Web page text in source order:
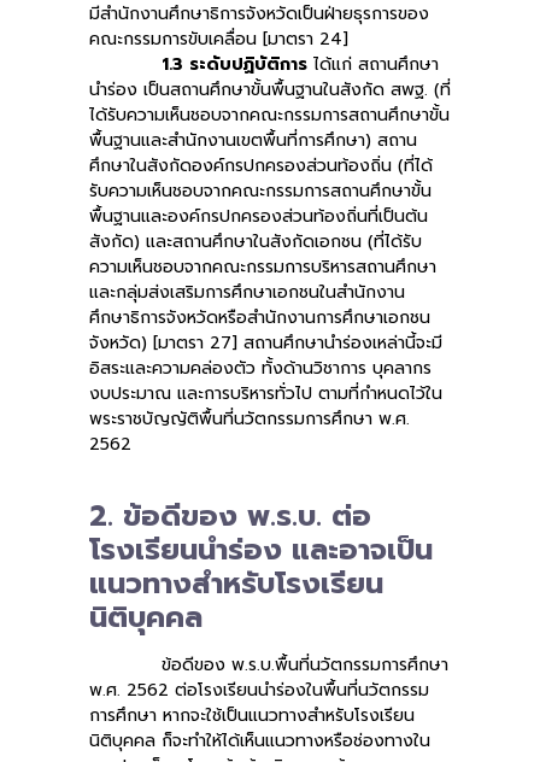
มีสำนักงานศึกษาธิการจังหวัดเป็นฝ่ายธุรการของ
คณะกรรมการขับเคลื่อน [มาตรา 24]
1.3 ระดับปฏิบัติการ ได้แก่ สถานศึกษา
นำร่อง เป็นสถานศึกษาขั้นพื้นฐานในสังกัด สพฐ. (ที่
ได้รับความเห็นชอบจากคณะกรรมการสถานศึกษาขั้น
พื้นฐานและสำนักงานเขตพื้นที่การศึกษา) สถาน
ศึกษาในสังกัดองค์กรปกครองส่วนท้องถิ่น (ที่ได้
รับความเห็นชอบจากคณะกรรมการสถานศึกษาขั้น
พื้นฐานและองค์กรปกครองส่วนท้องถิ่นที่เป็นต้น
สังกัด) และสถานศึกษาในสังกัดเอกชน (ที่ได้รับ
ความเห็นชอบจากคณะกรรมการบริหารสถานศึกษา
และกลุ่มส่งเสริมการศึกษาเอกชนในสำนักงาน
ศึกษาธิการจังหวัดหรือสำนักงานการศึกษาเอกชน
จังหวัด) [มาตรา 27] สถานศึกษานำร่องเหล่านี้จะมี
อิสระและความคล่องตัว ทั้งด้านวิชาการ บุคลากร
งบประมาณ และการบริหารทั่วไป ตามที่กำหนดไว้ใน
พระราชบัญญัติพื้นที่นวัตกรรมการศึกษา พ.ศ.
2562
2. ข้อดีของ พ.ร.บ. ต่อ
โรงเรียนนำร่อง และอาจเป็น
แนวทางสำหรับโรงเรียน
นิติบุคคล
ข้อดีของ พ.ร.บ.พื้นที่นวัตกรรมการศึกษา
พ.ศ. 2562 ต่อโรงเรียนนำร่องในพื้นที่นวัตกรรม
การศึกษา หากจะใช้เป็นแนวทางสำหรับโรงเรียน
นิติบุคคล ก็จะทำให้ได้เห็นแนวทางหรือช่องทางใน